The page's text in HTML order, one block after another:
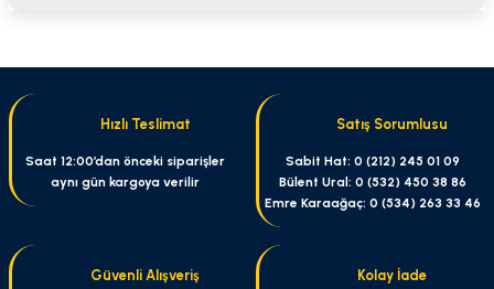
Görüş ve önerileriniz için teşekkür ederiz.
Ürün resmi kalitesiz, bozuk veya görüntülenemiyor.
Ürün açıklamasında eksik bilgiler bulunuyor.
Ürün fiyatı diğer sitelerden daha pahalı.
Bu ürüne benzer farklı alternatifler olmalı.
Hızlı Teslimat
Saat 12:00’dan önceki siparişler
aynı gün kargoya verilir
Satış Sorumlusu
Sabit Hat: 0 (212) 245 01 09
Bülent Ural: 0 (532) 450 38 86
Emre Karaağaç: 0 (534) 263 33 46
Güvenli Alışveriş Kolay İade